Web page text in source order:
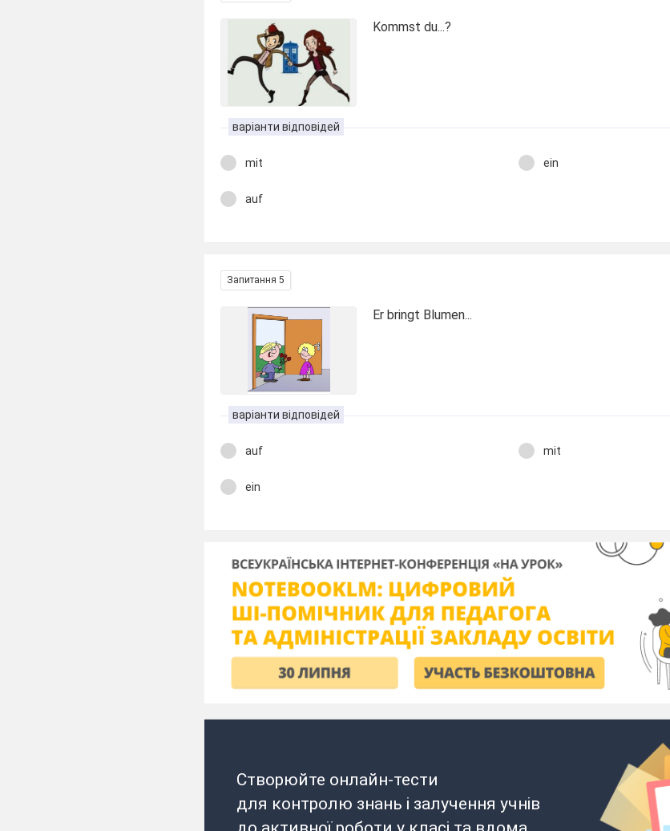
Kommst du...?
варіанти відповідей
mit ein
auf
Запитання 5
Er bringt Blumen...
варіанти відповідей
auf mit
ein
Створюйте онлайн-тести
для контролю знань і залучення учнів